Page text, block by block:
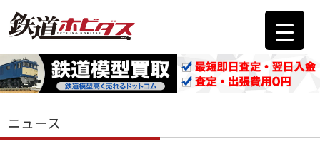
ニュース